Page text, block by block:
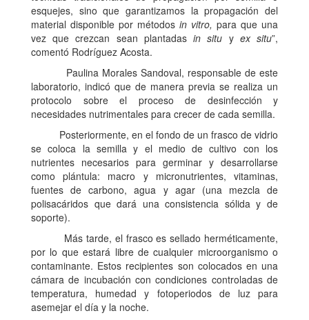
esquejes, sino que garantizamos la propagación del
material disponible por métodos in vitro, para que una
vez que crezcan sean plantadasin situ y ex situ”,
comentó Rodríguez Acosta.
Paulina Morales Sandoval, responsable de este
laboratorio, indicó que de manera previa se realiza un
protocolo sobre el proceso de desinfección y
necesidades nutrimentales para crecer de cada semilla.
Posteriormente, en el fondo de un frasco de vidrio
se coloca la semilla y el medio de cultivo con los
nutrientes necesarios para germinar y desarrollarse
como plántula: macro y micronutrientes, vitaminas,
fuentes de carbono, agua y agar (una mezcla de
polisacáridos que dará una consistencia sólida y de
soporte).
Más tarde, el frasco es sellado herméticamente,
por lo que estará libre de cualquier microorganismo o
contaminante. Estos recipientes son colocados en una
cámara de incubación con condiciones controladas de
temperatura, humedad y fotoperiodos de luz para
asemejar el día y la noche.